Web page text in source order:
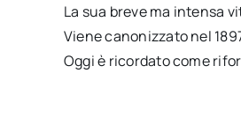
La sua breve ma intensa
Viene canonizzato nel
Oggi è ricordato come